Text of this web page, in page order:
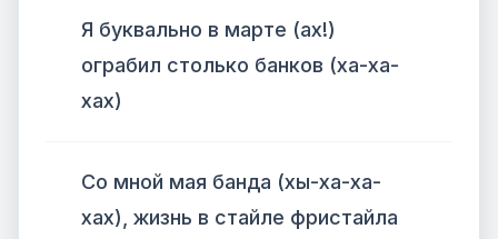
Я буквально в марте (ах!)
ограбил столько банков (ха-ха-
хах)
Со мной мая банда (хы-ха-ха-
хах), жизнь в стайле фристайла